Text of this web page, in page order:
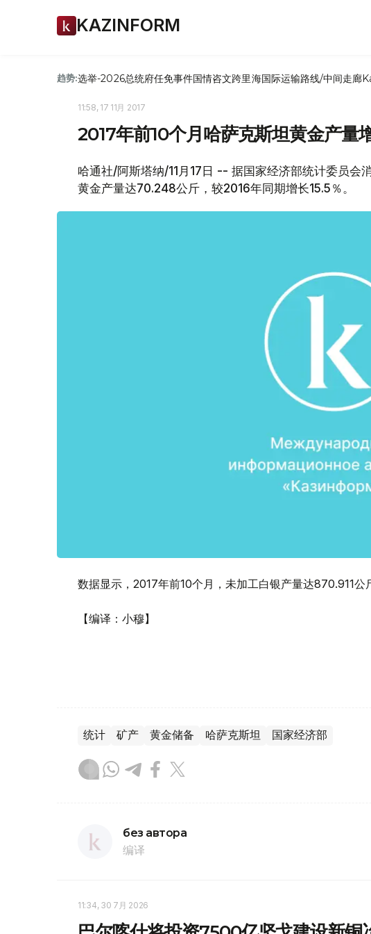
KAZINFORM
趋势:选举-2026总统府任免事件国情咨文跨里海国际运输路线/中间走廊
11:58, 17 11月 2017
2017年前10个月哈萨克斯坦黄金产量
哈通社/阿斯塔纳/11月17日 -- 据国家经济部统计委员会
黄金产量达70.248公斤，较2016年同期增长15.5％。
数据显示，2017年前10个月，未加工白银产量达870.911公
【编译：小穆】
统计 矿产 黄金储备 哈萨克斯坦 国家经济部
без автора
编译
11:34, 30 7月 2026